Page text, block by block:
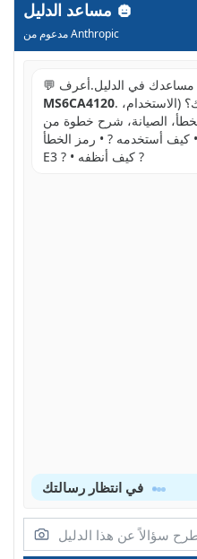
مدعوم من Anthropic
مساعدك في الدليل.أعرف
MS6CA4120. كيف يمكنني مساعدتك؟ (الاستخدام،
الصيانة، شرح خطوة من
• كيف أستخدمه ? • رمز الخطأ
E3 ? • كيف أنظفه ?